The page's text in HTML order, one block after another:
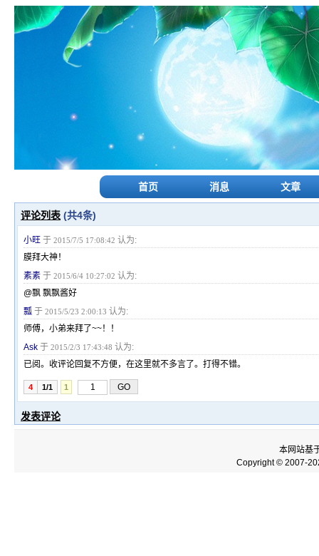
首页 消息 文章
评论列表 (共4条)
小旺 于 2015/7/5 17:08:42 认为:
膜拜大神！
素素 于 2015/6/4 10:27:02 认为:
@飘 飘飘酱好
瓢 于 2015/5/23 2:00:13 认为:
师傅，小弟来拜了~~！！
Ask 于 2015/2/3 17:43:48 认为:
已阅。收评论回复不方便，在这里就不多言了。打得不错。
4 1/1 1
发表评论
本网站基
Copyright © 2007-